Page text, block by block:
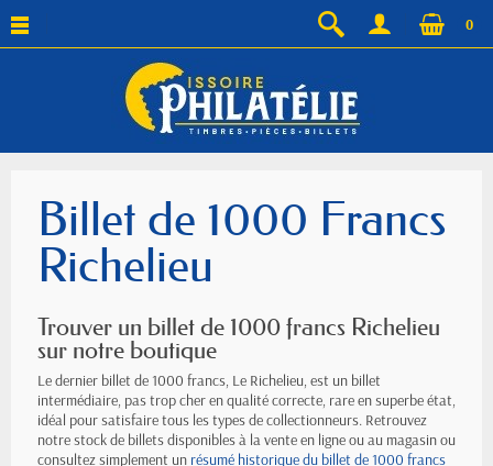
0
Billet de 1000 Francs
Richelieu
Trouver un billet de 1000 francs Richelieu
sur notre boutique
Le dernier billet de 1000 francs, Le Richelieu, est un billet
intermédiaire, pas trop cher en qualité correcte, rare en superbe état,
idéal pour satisfaire tous les types de collectionneurs. Retrouvez
notre stock de billets disponibles à la vente en ligne ou au magasin ou
consultez simplement un résumé historique du billet de 1000 francs